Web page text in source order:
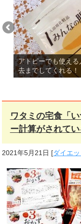
アトピーでも使え
去までしてくれる！
ワタミの宅食「
ー計算がされてい
2021年5月21日 [ダイエ